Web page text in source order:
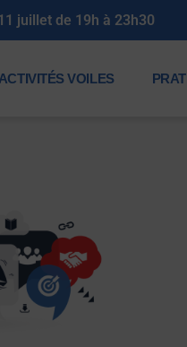
juillet de 19h à 23h30
ACTIVITÉS VOILES